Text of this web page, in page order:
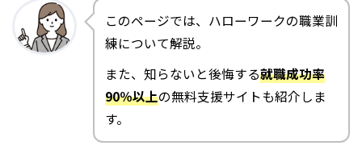
このページでは、ハローワークの職業訓
練について解説。
また、知らないと後悔する就職成功率
90％以上の無料支援サイトも紹介しま
す。